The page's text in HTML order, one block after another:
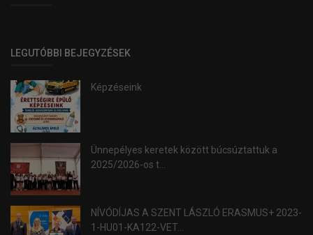
LEGUTÓBBI BEJEGYZÉSEK
Képzéseink
Ünnepélyes keretek között búcsúztattuk a
2025/2026-os t...
NÍVÓDÍJAS A SZENT LÁSZLÓ ERASMUS+ 2023-
1-HU01-KA122-VET...